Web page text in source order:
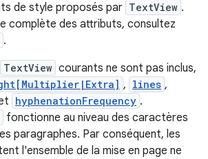
de style proposés par TextView .
complète des attributs, consultez
.
TextView courants ne sont pas inclus,
, lines ,
hyphenationFrequency .
fonctionne au niveau des caractères
paragraphes. Par conséquent, les
l'ensemble de la mise en page ne